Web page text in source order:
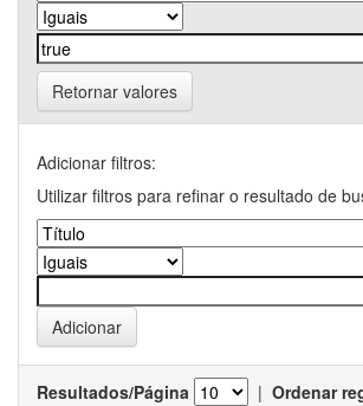
Retornar valores
Adicionar filtros:
Utilizar filtros para refinar o resultado de
Resultados/Página | Ordenar